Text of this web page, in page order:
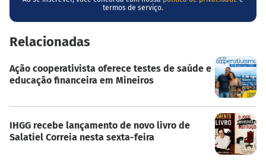
termos de serviço.
Relacionadas
Ação cooperativista oferece testes de saúde e
educação financeira em Mineiros
IHGG recebe lançamento de novo livro de
Salatiel Correia nesta sexta-feira